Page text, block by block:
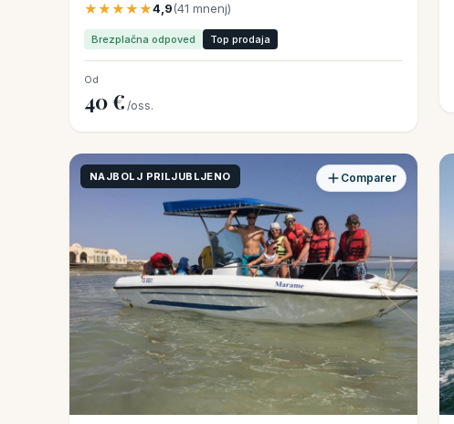
★★★★★4,9(41 mnenj)
Brezplačna odpoved Top prodaja
Od
40 € /oss.
NAJBOLJ PRILJUBLJENO Comparer